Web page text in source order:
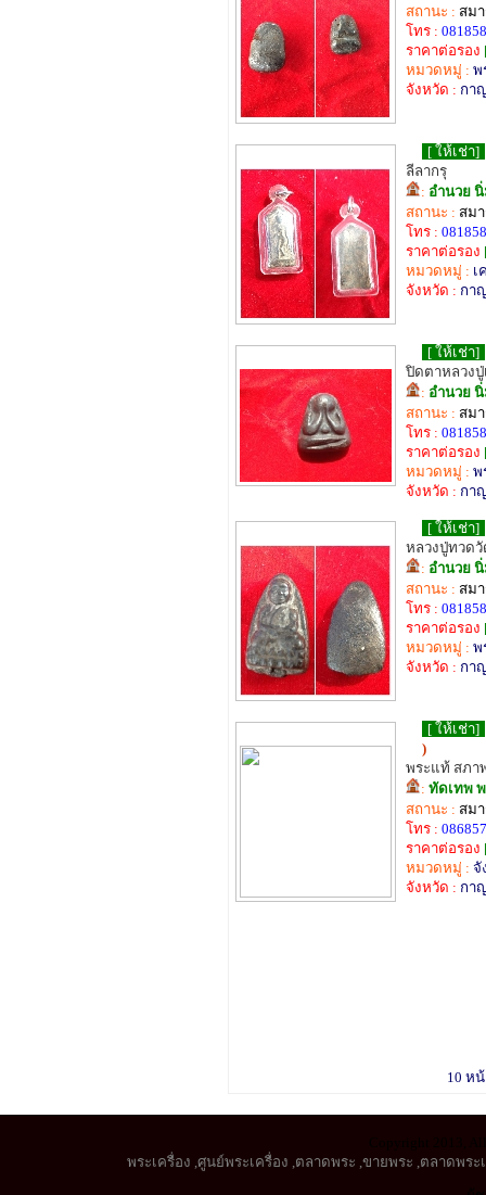
สถานะ : สม
โทร :
ราคาต่อรอง
หมวดหมู่ : พ
จังหวัด : กา
[ ให้เช่า]
ลีลากรุ
: อำนวย
สถานะ : สม
โทร :
ราคาต่อรอง
หมวดหมู่ : เ
จังหวัด : กา
[ ให้เช่า]
ปิดตาหลวงปู่
: อำนวย
สถานะ : สม
โทร :
ราคาต่อรอง
หมวดหมู่ : พ
จังหวัด : กา
[ ให้เช่า]
หลวงปู่ทวดวั
: อำนวย
สถานะ : สม
โทร :
ราคาต่อรอง
หมวดหมู่ : พ
จังหวัด : กา
[ ให้เช่า]
)
พระแท้ สภา
: ทัดเทพ พ
สถานะ : สม
โทร :
ราคาต่อรอง
หมวดหมู่ : จั
จังหวัด : กา
10 ห
พระเครื่อง ,ศูนย์พระเครื่อง ,ตลาดพระ ,ขายพระ ,ตลาดพระ